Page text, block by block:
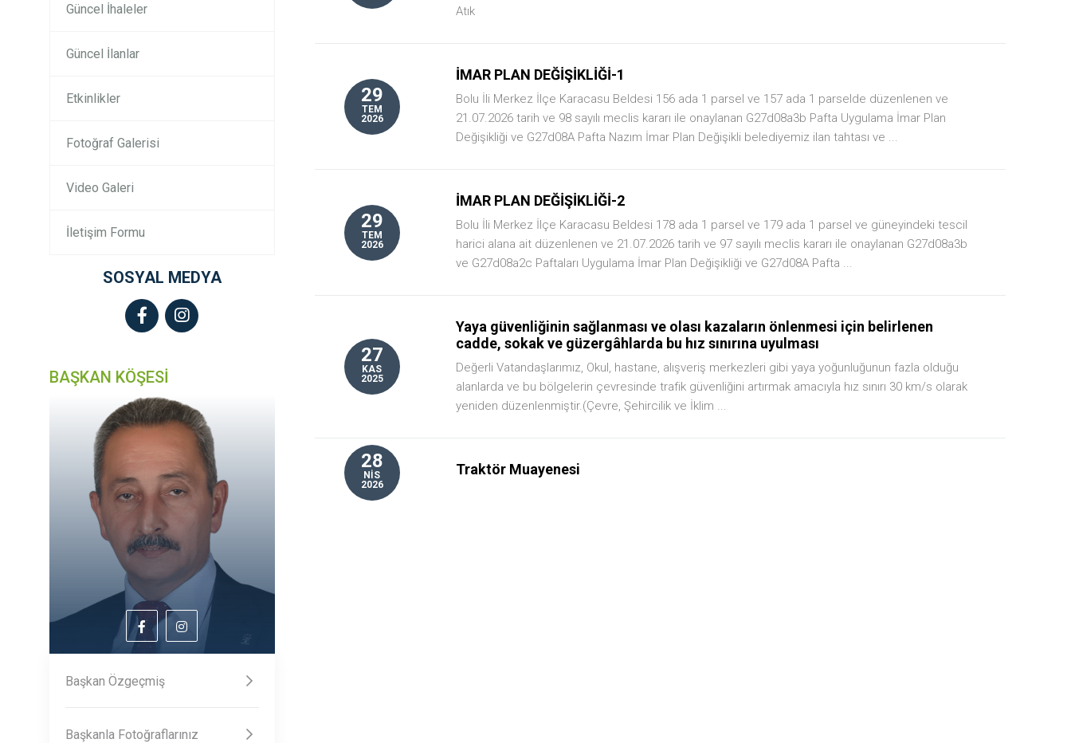
Güncel İhaleler
Güncel İlanlar
Etkinlikler
Fotoğraf Galerisi
Video Galeri
İletişim Formu
SOSYAL MEDYA
BAŞKAN KÖŞESİ
Başkan Özgeçmiş
Başkanla Fotoğraflarınız
Atık
29
TEM
2026
İMAR PLAN DEĞİŞİKLİĞİ-1
Bolu İli Merkez İlçe Karacasu Beldesi 156 ada 1 parsel ve 157 ada 1 parselde düzenlenen ve
21.07.2026 tarih ve 98 sayılı meclis kararı ile onaylanan G27d08a3b Pafta Uygulama İmar Plan
Değişikliği ve G27d08A Pafta Nazım İmar Plan Değişikli belediyemiz ilan tahtası ve ...
29
TEM
2026
İMAR PLAN DEĞİŞİKLİĞİ-2
Bolu İli Merkez İlçe Karacasu Beldesi 178 ada 1 parsel ve 179 ada 1 parsel ve güneyindeki tescil
harici alana ait düzenlenen ve 21.07.2026 tarih ve 97 sayılı meclis kararı ile onaylanan G27d08a3b
ve G27d08a2c Paftaları Uygulama İmar Plan Değişikliği ve G27d08A Pafta ...
27
KAS
2025
Yaya güvenliğinin sağlanması ve olası kazaların önlenmesi için belirlenen
cadde, sokak ve güzergâhlarda bu hız sınırına uyulması
Değerli Vatandaşlarımız, Okul, hastane, alışveriş merkezleri gibi yaya yoğunluğunun fazla olduğu
alanlarda ve bu bölgelerin çevresinde trafik güvenliğini artırmak amacıyla hız sınırı 30 km/s olarak
yeniden düzenlenmiştir.(Çevre, Şehircilik ve İklim ...
28
NİS
2026
Traktör Muayenesi